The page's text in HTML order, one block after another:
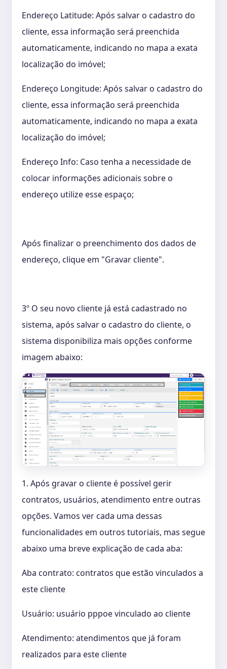
Endereço Latitude: Após salvar o cadastro do
cliente, essa informação será preenchida
automaticamente, indicando no mapa a exata
localização do imóvel;
Endereço Longitude: Após salvar o cadastro do
cliente, essa informação será preenchida
automaticamente, indicando no mapa a exata
localização do imóvel;
Endereço Info: Caso tenha a necessidade de
colocar informações adicionais sobre o
endereço utilize esse espaço;
Após finalizar o preenchimento dos dados de
endereço, clique em "Gravar cliente".
3º O seu novo cliente já está cadastrado no
sistema, após salvar o cadastro do cliente, o
sistema disponibiliza mais opções conforme
imagem abaixo:
1. Após gravar o cliente é possível gerir
contratos, usuários, atendimento entre outras
opções. Vamos ver cada uma dessas
funcionalidades em outros tutoriais, mas segue
abaixo uma breve explicação de cada aba:
Aba contrato: contratos que estão vinculados a
este cliente
Usuário: usuário pppoe vinculado ao cliente
Atendimento: atendimentos que já foram
realizados para este cliente